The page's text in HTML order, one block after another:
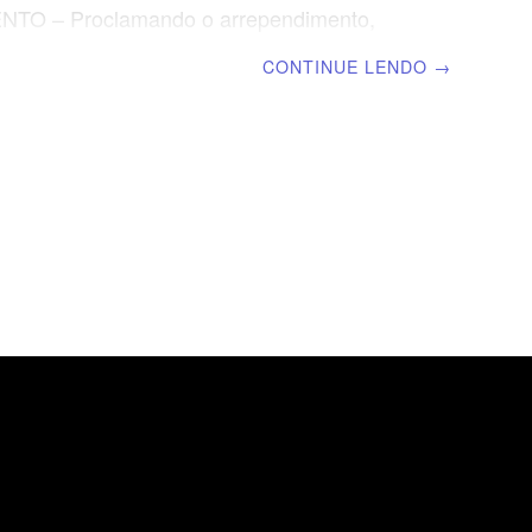
– Proclamando o arrependimento,
dias atuais. OBJETIVOS DA LIÇÃO
CONTINUE LENDO →